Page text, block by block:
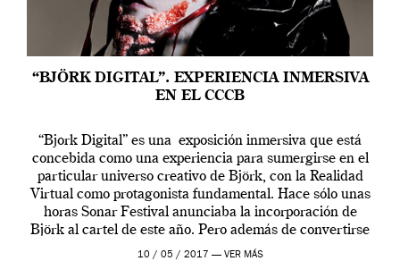
“BJÖRK DIGITAL”. EXPERIENCIA INMERSIVA
EN EL CCCB
“Bjork Digital” es una exposición inmersiva que está
concebida como una experiencia para sumergirse en el
particular universo creativo de Björk, con la Realidad
Virtual como protagonista fundamental. Hace sólo unas
horas Sonar Festival anunciaba la incorporación de
Björk al cartel de este año. Pero además de convertirse
en una de las actuaciones más relevantes […]
10 / 05 / 2017 — VER MÁS